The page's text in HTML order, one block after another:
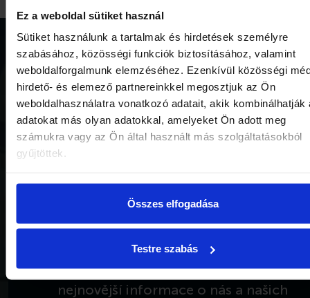
Ez a weboldal sütiket használ
Sütiket használunk a tartalmak és hirdetések személyre
szabásához, közösségi funkciók biztosításához, valamint
weboldalforgalmunk elemzéséhez. Ezenkívül közösségi
hirdető- és elemező partnereinkkel megosztjuk az Ön
weboldalhasználatra vonatkozó adatait, akik kombinálhatják
adatokat más olyan adatokkal, amelyeket Ön adott meg
számukra vagy az Ön által használt más szolgáltatásokból
gyűjtöttek.
Összes elfogadása
Testre szabás
Otevírací doba
Ochrana dat
Všeobecné obchodní
podmínky
Platební metody
Download Center
Nenechte si ujít
nejnovější informace o nás a našich